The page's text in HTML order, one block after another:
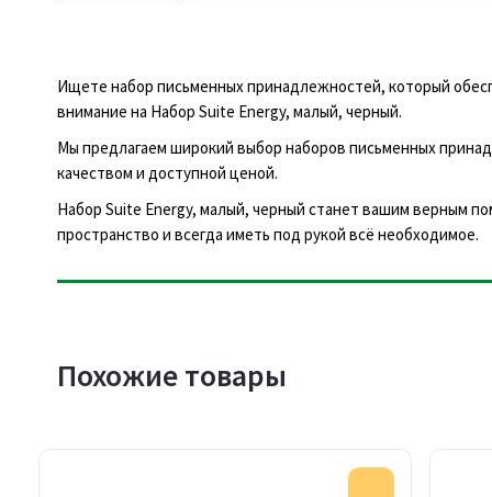
Ищете набор письменных принадлежностей, который
внимание на Набор Suite Energy, малый, черный.
Мы предлагаем широкий выбор наборов письменных
качеством и доступной ценой.
Набор Suite Energy, малый, черный станет вашим верным
пространство и всегда иметь под рукой всё необходимое.
Похожие товары